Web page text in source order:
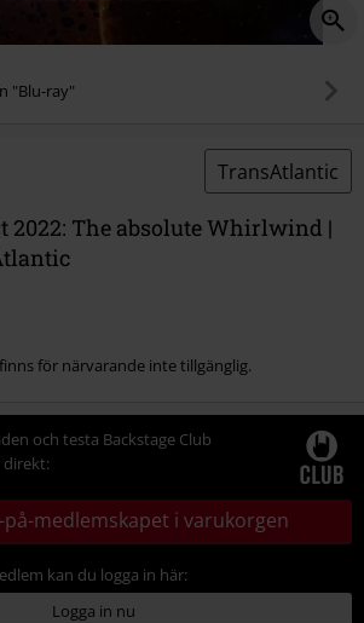
"Blu-ray"
TransAtlantic
2022: The absolute Whirlwind |
för närvarande inte tillgänglig.
och testa Backstage Club
på-medlemskapet i varukorgen
kan du logga in här:
Logga in nu